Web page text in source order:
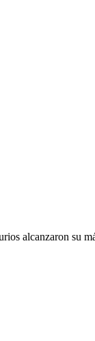
alcanzaron su